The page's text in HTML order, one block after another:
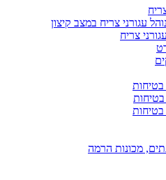
עגורני צריח במצב קיצון
עגורני צריח
מכונות הרמה